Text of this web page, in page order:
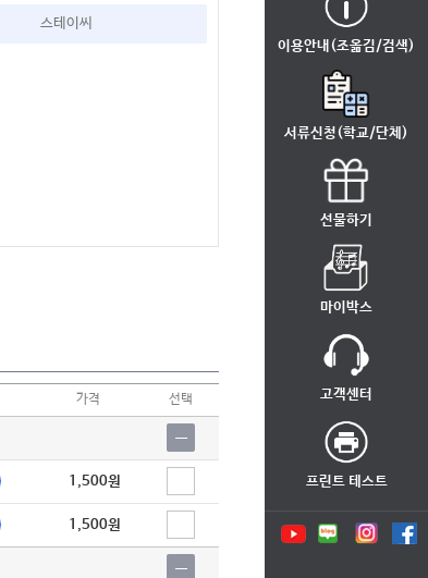
스테이씨
가격 선택
1,500원
1,500원
이용안내(조옮김/검색)
서류신청(학교/단체)
선물하기
마이박스
고객센터
프린트 테스트